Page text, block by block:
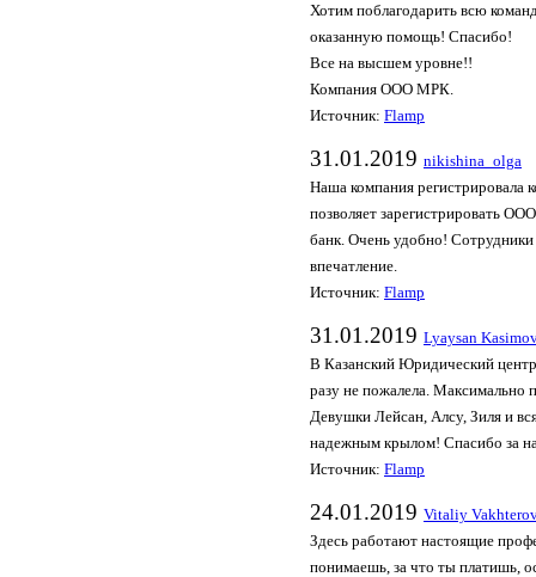
Хотим поблагодарить всю
оказанную помощь! Спасибо!
Все на высшем уровне!!
Компания ООО МРК.
Источник: Flamp
31.01.2019 nikishina_olga
Наша компания регистрировала
позволяет зарегистрировать
банк. Очень удобно! Сотрудники
впечатление.
Источник: Flamp
31.01.2019 Lyaysan
В Казанский Юридический
разу не пожалела. Максимально
Девушки Лейсан, Алсу, Зиля и
надежным крылом! Спасибо за
Источник: Flamp
24.01.2019 Vitaliy
Здесь работают настоящие
понимаешь, за что ты платишь,